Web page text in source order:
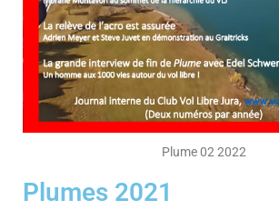
Plume 02 2022
Plumes 2021